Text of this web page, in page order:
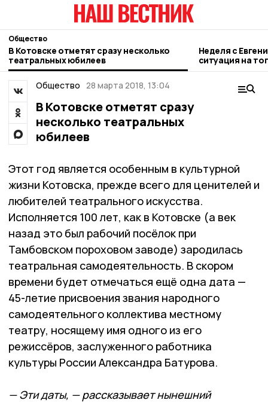
Общество
В Котовске отметят сразу несколько
театральных юбилеев
Неделя с
ситуация на
городе и
Общество 28 марта 2018, 13:04
В Котовске отметят сразу
несколько театральных
юбилеев
Этот год является особенным в культурной
жизни Котовска, прежде всего для ценителей и
любителей театрального искусства.
Исполняется 100 лет, как в Котовске (а век
назад это был рабочий посёлок при
Тамбовском пороховом заводе) зародилась
театральная самодеятельность. В скором
времени будет отмечаться ещё одна дата —
45-летие присвоения звания народного
самодеятельного коллектива местному
театру, носящему имя одного из его
режиссёров, заслуженного работника
культуры России Александра Батурова.
— Эти даты, — рассказывает нынешний